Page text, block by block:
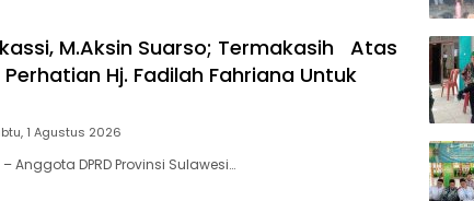
M.Aksin Suarso; Termakasih Atas
Hj. Fadilah Fahriana Untuk
1 Agustus 2026
– Anggota DPRD Provinsi Sulawesi…